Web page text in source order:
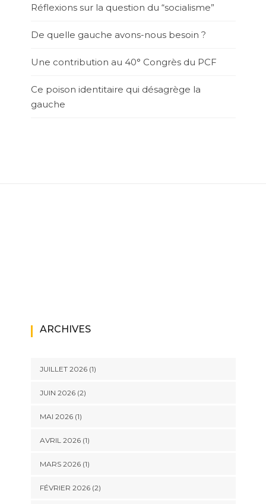
Réflexions sur la question du “socialisme”
De quelle gauche avons-nous besoin ?
Une contribution au 40° Congrès du PCF
Ce poison identitaire qui désagrège la
gauche
ARCHIVES
JUILLET 2026(1)
JUIN 2026(2)
MAI 2026(1)
AVRIL 2026(1)
MARS 2026(1)
FÉVRIER 2026(2)